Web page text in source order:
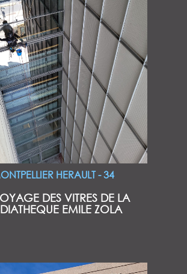
HERAULT - 34
DES VITRES DE LA
EMILE ZOLA